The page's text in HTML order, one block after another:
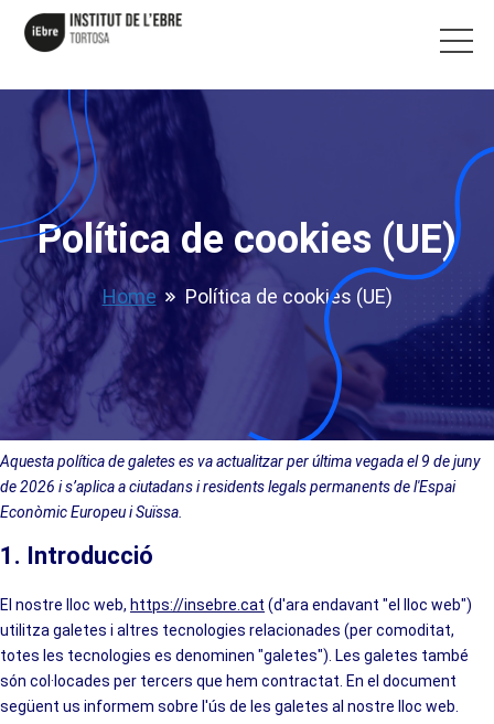
Política de cookies (UE)
Home Política de cookies (UE)
Aquesta política de galetes es va actualitzar per última vegada el 9 de juny
de 2026 i s’aplica a ciutadans i residents legals permanents de l'Espai
Econòmic Europeu i Suïssa.
1. Introducció
El nostre lloc web, https://insebre.cat (d'ara endavant "el lloc web")
utilitza galetes i altres tecnologies relacionades (per comoditat,
totes les tecnologies es denominen "galetes"). Les galetes també
són col·locades per tercers que hem contractat. En el document
següent us informem sobre l'ús de les galetes al nostre lloc web.